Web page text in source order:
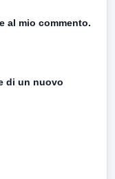
al mio commento.
di un nuovo